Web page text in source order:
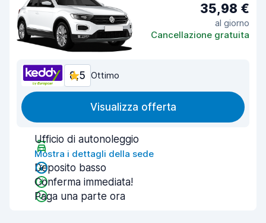
35,98 €
al giorno
Cancellazione gratuita
8,5 Ottimo
Visualizza offerta
Ufficio di autonoleggio
Mostra i dettagli della sede
Deposito basso
Conferma immediata!
Paga una parte ora